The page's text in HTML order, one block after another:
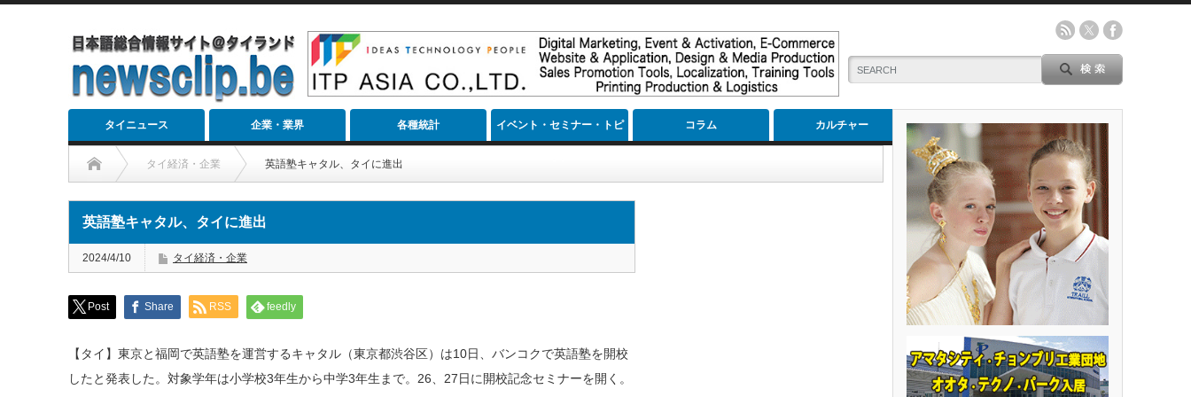
タイニュース 企業・業界 各種統計 イベント・セミナー・トピ コラム カルチャー
タイ経済・企業 英語塾キャタル、タイに進出
英語塾キャタル、タイに進出
2024/4/10 タイ経済・企業
Post Share RSS feedly
【タイ】東京と福岡で英語塾を運営するキャタル（東京都渋谷区）は10日、バンコクで英語塾を開校
したと発表した。対象学年は小学校3年生から中学3年生まで。26、27日に開校記念セミナーを開く。